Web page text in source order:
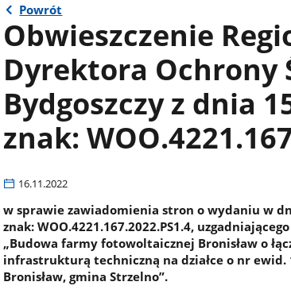
Powrót
Obwieszczenie
Dyrektora Ochrony
Bydgoszczy z dnia
znak:
16.11.2022
w sprawie zawiadomienia stron o wydaniu w
znak: WOO.4221.167.2022.PS1.4,
„Budowa farmy fotowoltaicznej Bronisław o
infrastrukturą techniczną na działce o nr
Bronisław, gmina Strzelno”.